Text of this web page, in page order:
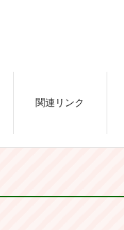
関連リンク